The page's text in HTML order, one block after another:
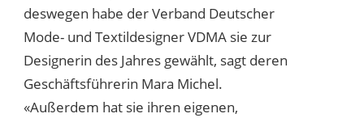
deswegen habe der Verband Deutscher
Mode- und Textildesigner VDMA sie zur
Designerin des Jahres gewählt, sagt deren
Geschäftsführerin Mara Michel.
«Außerdem hat sie ihren eigenen,